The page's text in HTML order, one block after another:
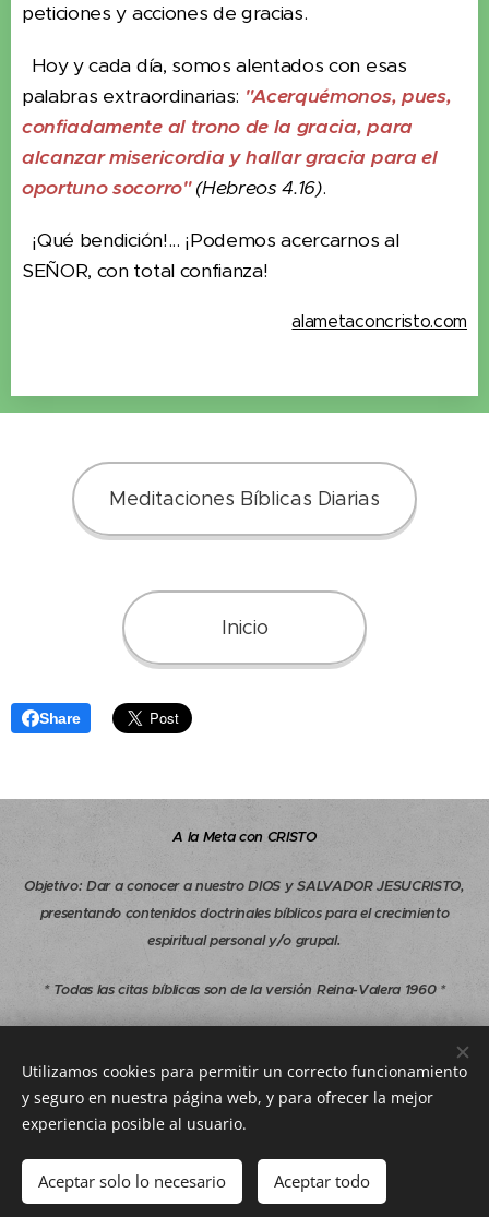
peticiones y acciones de gracias.
Hoy y cada día, somos alentados con esas
palabras extraordinarias: "Acerquémonos, pues,
confiadamente al trono de la gracia, para
alcanzar misericordia y hallar gracia para el
oportuno socorro"(Hebreos 4.16).
¡Qué bendición!... ¡Podemos acercarnos al
SEÑOR, con total confianza!
alametaconcristo.com
Meditaciones Bíblicas Diarias
Inicio
Share
A la Meta con CRISTO
Objetivo:Dar a conocer a nuestro DIOS y SALVADOR JESUCRISTO,
presentando contenidos doctrinales bíblicos para el crecimiento
espiritual personal y/o grupal.
* Todas las citas bíblicas son de la versión Reina-Valera 1960 *
reservados.
alametaconcristo.com@gmail.com
Cookies
Utilizamos cookies para permitir un correcto funcionamiento
y seguro en nuestra página web, y para ofrecer la mejor
experiencia posible al usuario.
Aceptar solo lo necesario Aceptar todo